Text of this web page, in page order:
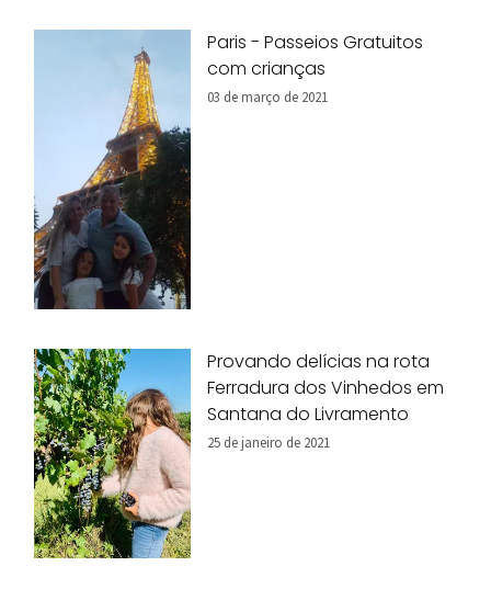
Paris - Passeios Gratuitos
com crianças
03 de março de 2021
Provando delícias na rota
Ferradura dos Vinhedos em
Santana do Livramento
25 de janeiro de 2021